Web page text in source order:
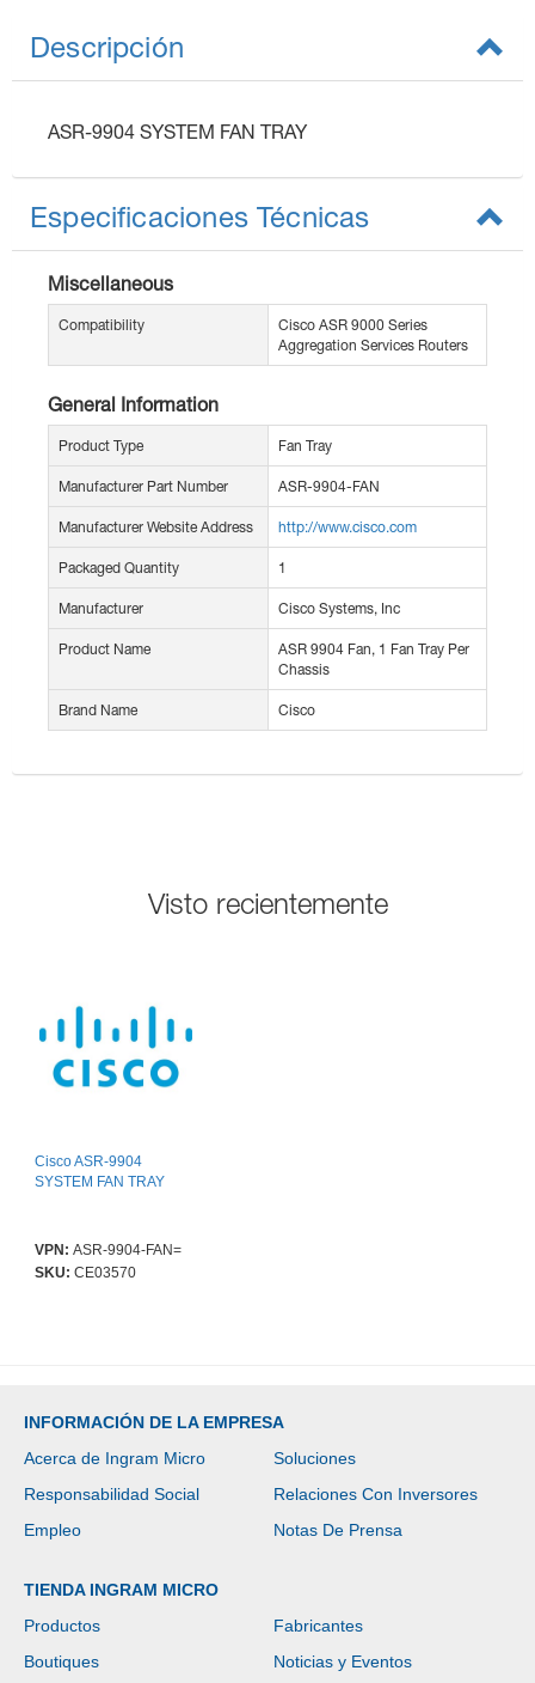
Descripción
ASR-9904 SYSTEM FAN TRAY
Especificaciones Técnicas
Miscellaneous
Compatibility
Cisco ASR 9000 Series
Aggregation Services Routers
General Information
Product Type Fan Tray
Manufacturer Part Number ASR-9904-FAN
Manufacturer Website Address http://www.cisco.com
Packaged Quantity 1
Manufacturer Cisco Systems, Inc
Product Name
ASR 9904 Fan, 1 Fan Tray Per
Chassis
Brand Name Cisco
Visto recientemente
Cisco ASR-9904
SYSTEM FAN TRAY
VPN: ASR-9904-FAN=
SKU: CE03570
INFORMACIÓN DE LA EMPRESA
Acerca de Ingram Micro
Soluciones
Responsabilidad Social
Relaciones Con Inversores
Empleo
Notas De Prensa
TIENDA INGRAM MICRO
Productos
Fabricantes
Boutiques
Noticias y Eventos